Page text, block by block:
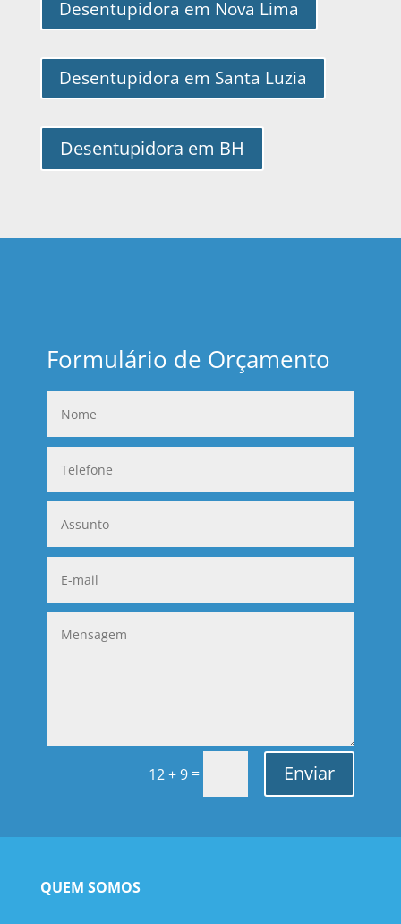
Desentupidora em Nova Lima
Desentupidora em Santa Luzia
Desentupidora em BH
Formulário de Orçamento
12 + 9 = Enviar
QUEM SOMOS